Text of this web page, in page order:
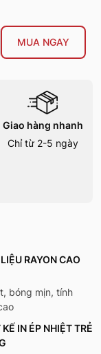
MUA NGAY
Giao hàng nhanh
Chỉ từ 2-5 ngày
RAYON CAO
bóng mịn, tính
IN ÉP NHIỆT TRẺ